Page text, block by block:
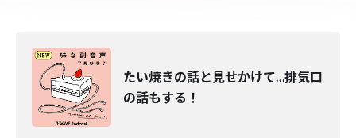
たい焼きの話と見せかけて…排気口
の話もする！